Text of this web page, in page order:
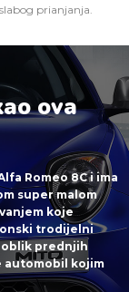
prianjanja.
ova
Romeo 8C i ima
super malom
koje
trodijelni
prednjih
automobil kojim